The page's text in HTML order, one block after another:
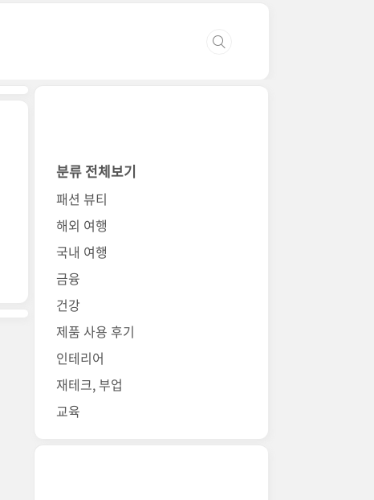
분류 전체보기
패션 뷰티
해외 여행
국내 여행
금융
건강
제품 사용 후기
인테리어
재테크, 부업
교육